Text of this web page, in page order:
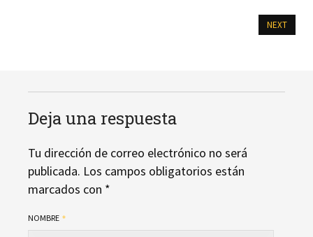
NEXT
Deja una respuesta
Tu dirección de correo electrónico no será
publicada. Los campos obligatorios están
marcados con *
NOMBRE